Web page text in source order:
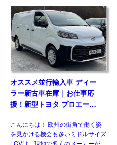
状日本市場には正規導入されている
モデルはありません。そのなかでも
多くの兄弟車をもつモデ […]
オススメ並行輸入車 ディー
ラー新古車在庫｜お仕事応
援！新型トヨタ プロエース
3人乗り6MT 右ハンドル
こんにちは！ 欧州の街角で働く姿
を見かける機会も多いミドルサイズ
LCVは、現地で多くのメーカーがラ